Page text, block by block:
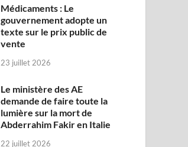
Médicaments : Le
gouvernement adopte un
texte sur le prix public de
vente
23 juillet 2026
Le ministère des AE
demande de faire toute la
lumière sur la mort de
Abderrahim Fakir en Italie
22 juillet 2026